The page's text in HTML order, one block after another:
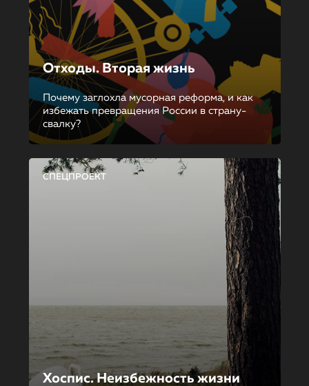
Отходы. Вторая жизнь
Почему заглохла мусорная реформа, и как
избежать превращения России в страну-
свалку?
СПЕЦПРОЕКТ
Хоспис. Неизбежность жизни